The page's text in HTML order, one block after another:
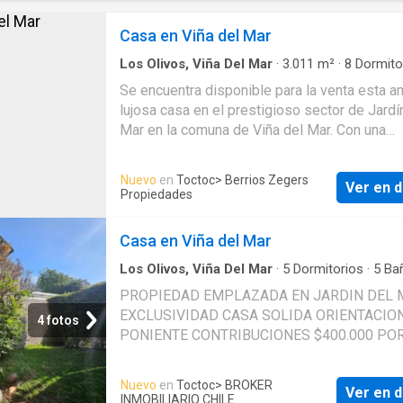
Casa en Viña del Mar
Los Olivos, Viña Del Mar · 3.011 m² · 8
Se encuentra disponible para la venta esta
lujosa casa en el prestigioso sector de
Mar en la comuna de Viña del Mar. Con una
un tranquilo y seguro vecindario ideal para
que buscan una vida relajada y rodeada de
hermosos paisajes. Esta casa cuenta con
gran familia o para utilizar como habitaciones
invitados. Además cuenta con siete baños
completos asegurando que todos los
la familia tengan su propio espacio privado.
gran terreno esta propiedad ofrece un amplio
espacio tanto en el interior como en el
un sinfín de posibilidades para disfrutar de
Nuevo en Toctoc> Berrios Zegers
Propiedades
Ver en
4 fotos
Casa en Viña del Mar
Los Olivos, Viña Del Mar · 5 Dormitorios · 5
Piscina·Patio
PROPIEDAD EMPLAZADA EN JARDIN DEL
EXCLUSIVIDAD CASA SOLIDA
PONIENTE CONTRIBUCIONES $400.000
ESTACIONAMIENTOS • 1 DORMITORIO • 1
COMPLETO 2DO PISO: • HALL DE ACCESO
Nuevo en Toctoc> BROKER
INMOBILIARIO CHILE
Ver en